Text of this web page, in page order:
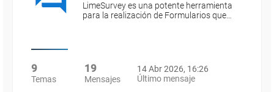
LimeSurvey es una potente herramienta
para la realización de Formularios que…
9
Temas
19
Mensajes
14 Abr 2026, 16:26
Último mensaje